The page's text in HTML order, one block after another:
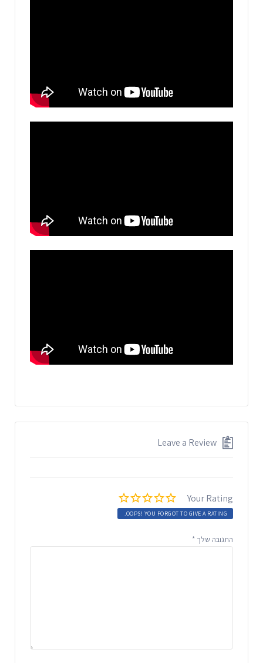
Leave a Review
Your Rating
OOPS! YOU FORGOT TO GIVE A RATING.
התגובה שלך *